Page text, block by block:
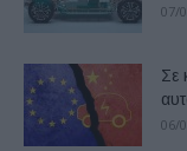
07/
Σε
06/